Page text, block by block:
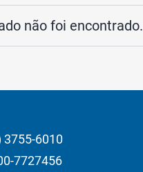
não foi encontrado.
3755-6010
7727456